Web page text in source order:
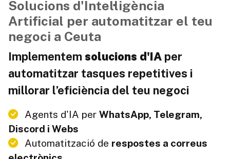
Solucions d'Intel·ligència
Artificial per automatitzar el teu
negoci a Ceuta
Implementemsolucions d'IA per
automatitzar tasques repetitives i
millorar l’eficiència del teu negoci
Agents d'IA per WhatsApp, Telegram,
Discord i Webs
Automatització de respostes a correus